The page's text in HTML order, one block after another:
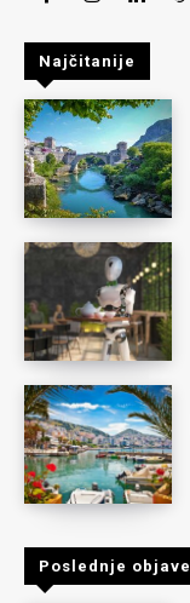
Najčitanije
Poslednje objave